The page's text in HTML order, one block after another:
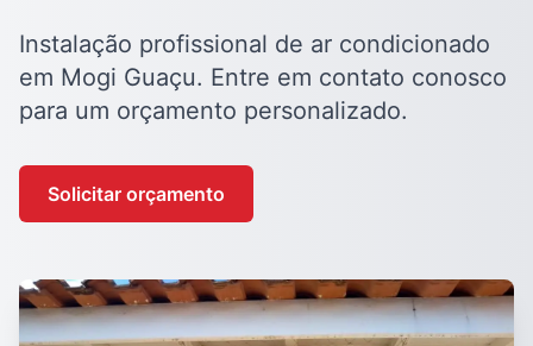
Instalação profissional de ar condicionado
em Mogi Guaçu. Entre em contato conosco
para um orçamento personalizado.
Solicitar orçamento